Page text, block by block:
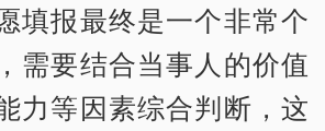
填报最终是一个非常个
需要结合当事人的价值
力等因素综合判断，这